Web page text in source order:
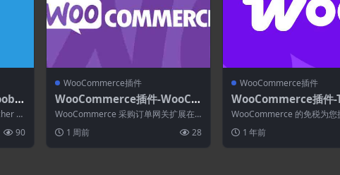
Pr
90
WooCommerce插件
WooCommerce插件-WooCo
mmerce Purchase Order G
ateway 1.5.11
WooCommerce 采购订单网关扩展在
可以...1 周前 28
WooCommerce插件
WooCommerce插件-
mpt for
1
WooCommerce 的免税为您
定的...1 年前